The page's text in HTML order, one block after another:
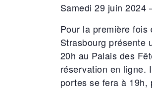
Samedi 29 juin 2024
Pour la première fois
Strasbourg présente
20h au Palais des
réservation en ligne.
portes se fera à 19h,